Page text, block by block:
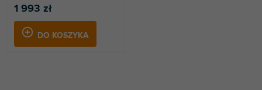
1 993 zł
DO KOSZYKA